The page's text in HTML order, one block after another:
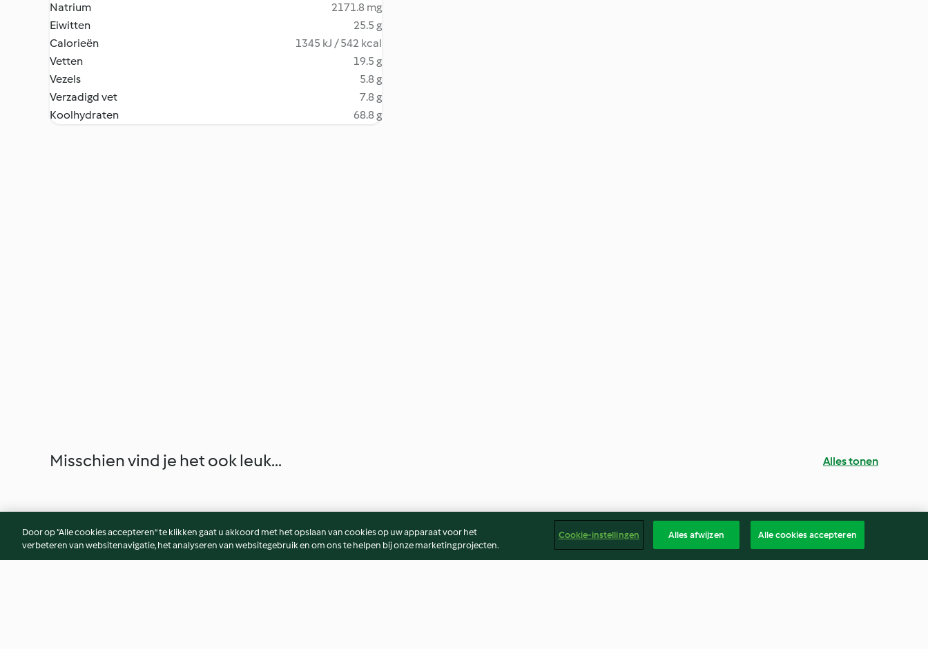
Natrium
2171.8 mg
Eiwitten
25.5 g
Calorieën
1345 kJ / 542 kcal
Vetten
19.5 g
Vezels
5.8 g
Verzadigd vet
7.8 g
Koolhydraten
68.8 g
Misschien vind je het ook leuk... Alles tonen
Door op “Alle cookies accepteren” te klikken gaat u akkoord met het opslaan van cookies op uw apparaat voor het
verbeteren van websitenavigatie, het analyseren van websitegebruik en om ons te helpen bij onze marketingprojecten.
Cookie-instellingen Alles afwijzen Alle cookies accepteren